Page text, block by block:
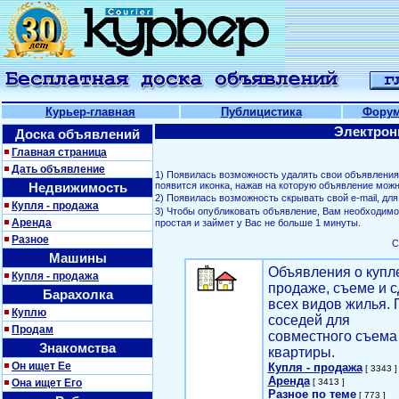
Курьер-главная Публицистика
Доска объявлений
Главная страница
Дать объявление
Недвижимость
Купля - продажа
Аренда
Разное
Машины
Купля - продажа
Барахолка
Куплю
Продам
Знакомства
Он ищет Ее
Она ищет Его
1) Появилась возможность удалять свои
появится иконка, нажав на которую объявление
2) Появилась возможность скрывать свой е-mail,
3) Чтобы опубликовать объявление, Вам
простая и займет у Вас не больше 1 минуты.
Объявления о
продаже, съеме и
всех видов жилья.
соседей для
совместного съема
квартиры.
Купля - продажа[ 3343 ]
Аренда[ 3413 ]
Разное по теме[ 773 ]